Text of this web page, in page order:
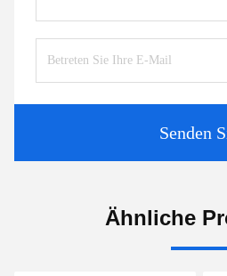
Senden
Ähnliche